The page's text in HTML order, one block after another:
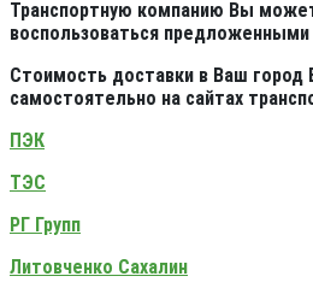
Транспортную компанию Вы
воспользоваться
Стоимость доставки в Ваш
самостоятельно на сайтах
ПЭК
ТЭС
РГ Групп
Литовченко Сахалин